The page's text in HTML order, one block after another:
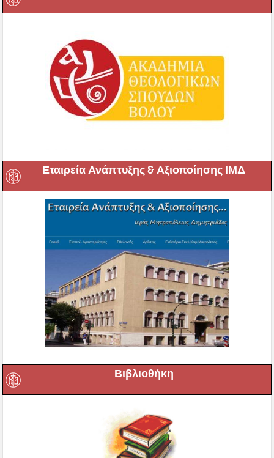
Εταιρεία Ανάπτυξης & Αξιοποίησης ΙΜΔ
Βιβλιοθήκη